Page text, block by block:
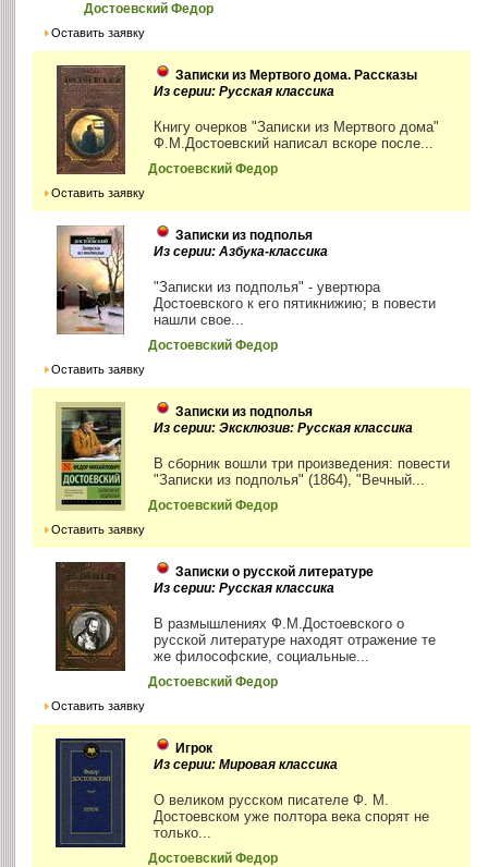
Достоевский Федор
Оставить заявку
Записки из Мертвого дома. Рассказы
Из серии: Русская классика
Книгу очерков "Записки из Мертвого дома"
Ф.М.Достоевский написал вскоре после...
Достоевский Федор
Оставить заявку
Записки из подполья
Из серии: Азбука-классика
"Записки из подполья" - увертюра
Достоевского к его пятикнижию; в повести
нашли свое...
Достоевский Федор
Оставить заявку
Записки из подполья
Из серии: Эксклюзив: Русская классика
В сборник вошли три произведения: повести
"Записки из подполья" (1864), "Вечный...
Достоевский Федор
Оставить заявку
Записки о русской литературе
Из серии: Русская классика
В размышлениях Ф.М.Достоевского о
русской литературе находят отражение те
же философские, социальные...
Достоевский Федор
Оставить заявку
Игрок
Из серии: Мировая классика
О великом русском писателе Ф. М.
Достоевском уже полтора века спорят не
только...
Достоевский Федор